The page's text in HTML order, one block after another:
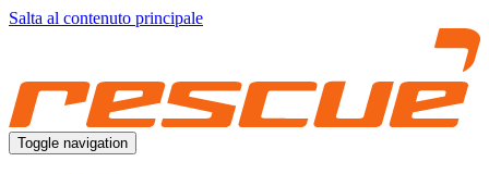
Salta al contenuto principale
Toggle navigation